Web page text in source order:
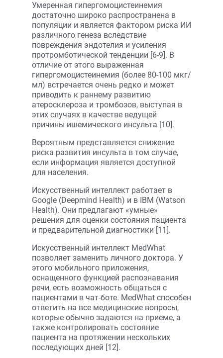
Умеренная гипергомоцистеинемия
достаточно широко распространена в
популяции и является фактором риска ИИ
различного генеза вследствие
повреждения эндотелия и усиления
протромботической тенденции [6-9]. В
отличие от этого выраженная
гипергомоцистеинемия (более 80-100 мкг/
мл) встречается очень редко и может
приводить к раннему развитию
атеросклероза и тромбозов, выступая в
этих случаях в качестве ведущей
причины ишемического инсульта [10].
Вероятным представляется снижение
риска развития инсульта в том случае,
если информация является доступной
для населения.
Искусственный интеллект работает в
Google (Deepmind Health) и в IBM (Watson
Health). Они предлагают «умные»
решения для оценки состояния пациента
и предварительной диагностики [11].
Искусственный интеллект MedWhat
позволяет заменить личного доктора. У
этого мобильного приложения,
оснащенного функцией распознавания
речи, есть возможность общаться с
пациентами в чат-боте. MedWhat способен
ответить на все медицинские вопросы,
которые обычно задаются на приеме, а
также контролировать состояние
пациента на протяжении нескольких
последующих дней [12].